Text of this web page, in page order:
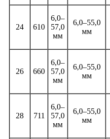
24 610
6,0–
57,0
мм
6,0–55,0
мм
26 660
6,0–
57,0
мм
6,0–55,0
мм
28 711
6,0–
57,0
мм
6,0–55,0
мм